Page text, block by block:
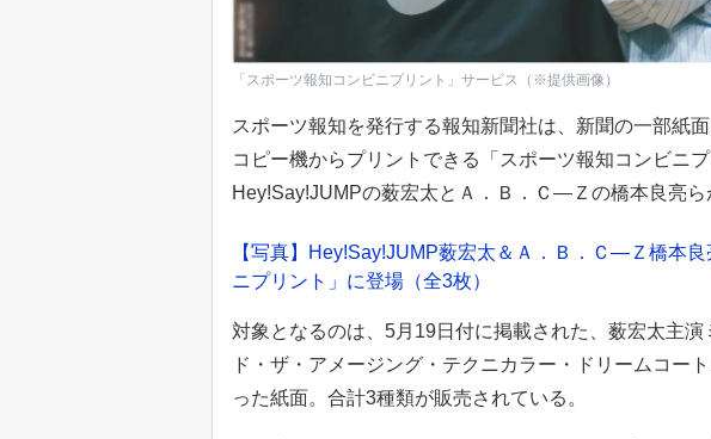
「スポーツ報知コンビニプリント」サービス（※提供画像）
スポーツ報知を発行する報知新聞社は、新聞の一部紙
コピー機からプリントできる「スポーツ報知コンビニプ
Hey!Say!JUMPの薮宏太とＡ．Ｂ．Ｃ―Ｚの橋本良亮ら
【写真】Hey!Say!JUMP薮宏太＆Ａ．Ｂ．Ｃ―Ｚ橋本
ニプリント」に登場（全3枚）
対象となるのは、5月19日付に掲載された、薮宏太主
ド・ザ・アメージング・テクニカラー・ドリームコー
った紙面。合計3種類が販売されている。